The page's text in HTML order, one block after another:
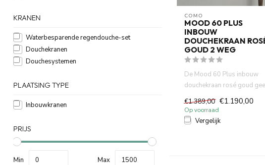
KRANEN
Waterbesparende regendouche-set
Douchekranen
Douchesystemen
PLAATSING TYPE
Inbouwkranen
PRIJS
Min Max
COMO
MOOD 60 PLUS
INBOUW
DOUCHEKRAAN
GOUD 2 WEG
De Mood 60 Plus inbouw
douchekraan rosé goud
€1.389,00 €1.190,00
Op voorraad
Vergelijk